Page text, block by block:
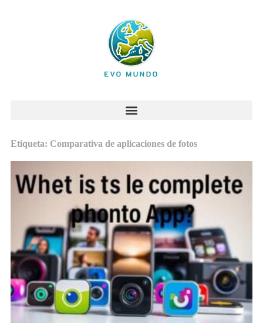
Etiqueta: Comparativa de aplicaciones de fotos